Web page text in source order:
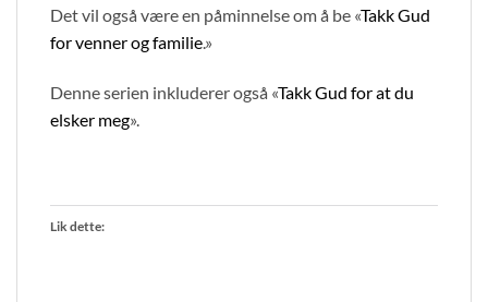
Det vil også være en påminnelse om å be «Takk Gud
for venner og familie.»
Denne serien inkluderer også «Takk Gud for at du
elsker meg».
Lik dette: